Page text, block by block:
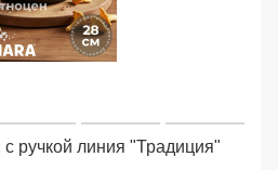
ручкой линия "Традиция"